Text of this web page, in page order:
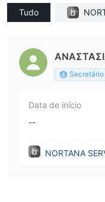
Tudo
Secretário
Data de início
--
NORTANA